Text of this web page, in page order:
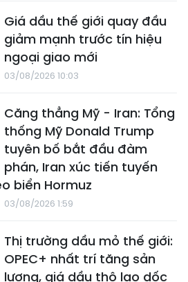
Giá dầu thế giới quay đầu
giảm mạnh trước tín hiệu
ngoại giao mới
03/08/2026 10:03
Căng thẳng Mỹ - Iran: Tổng
thống Mỹ Donald Trump
tuyên bố bắt đầu đàm
phán, Iran xúc tiến tuyến
biển Hormuz
03/08/2026 1:59
Thị trường dầu mỏ thế giới:
OPEC+ nhất trí tăng sản
lượng, giá dầu thô lao dốc